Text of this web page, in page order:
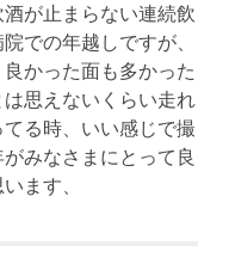
が止まらない連続飲
での年越しですが、
かった面も多かった
思えないくらい走れ
る時、いい感じで撮
みなさまにとって良
ます、